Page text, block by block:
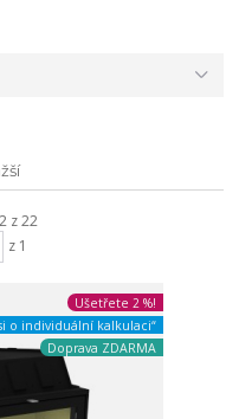
z 22
z 1
Ušetřete 2 %!
o individuální kalkulaci“
Doprava ZDARMA